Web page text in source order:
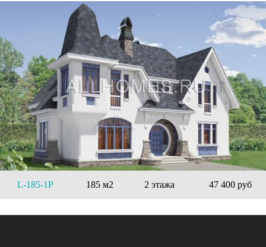
L-185-1P 185 м2 2 этажа 47 400 руб